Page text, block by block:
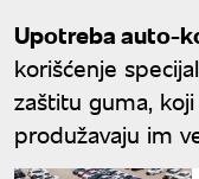
Upotreba auto-
korišćenje
zaštitu guma,
produžavaju im